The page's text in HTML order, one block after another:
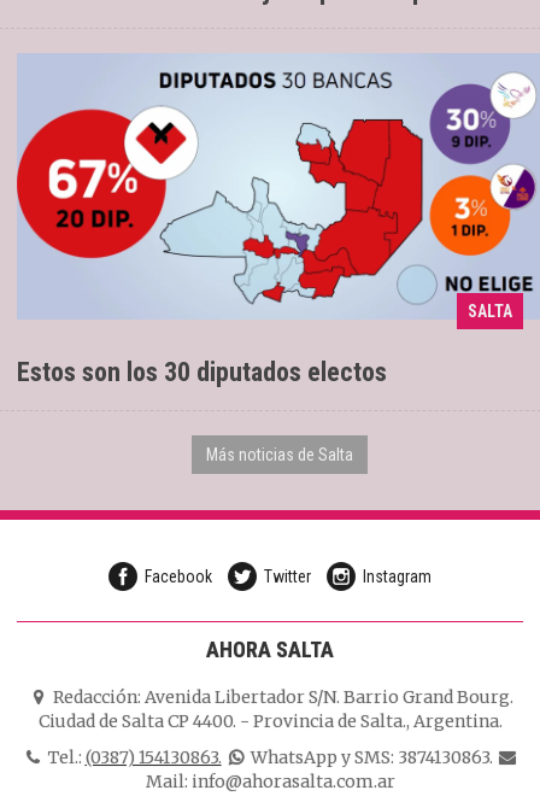
SALTA
Estos son los 30 diputados electos
12/05/2025 20 son oficialistas
Más noticias de Salta
Facebook Twitter Instagram
AHORA SALTA
Redacción: Avenida Libertador S/N. Barrio Grand Bourg.
Ciudad de Salta CP 4400. - Provincia de Salta., Argentina.
Tel.: (0387) 154130863.
WhatsApp y SMS: 3874130863.
Mail: info@ahorasalta.com.ar